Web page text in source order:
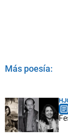
Más poesía: